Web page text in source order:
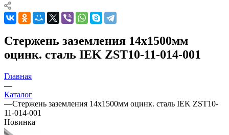
Стержень заземления 14х1500мм
оцинк. сталь IEK ZST10-11-014-001
Главная
—
Каталог
—Стержень заземления 14х1500мм оцинк. сталь IEK ZST10-
11-014-001
Новинка